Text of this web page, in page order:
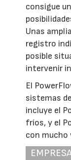
consigue
Unas
registro
posible
intervenir
El
sistemas
incluye el
fríos, y el
con mucho